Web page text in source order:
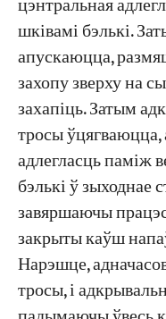
шківамі бэлькі.
апускаюцца,
захопу зверху на
захапіць. Затым
тросы
адлегласць паміж
бэлькі ў
завяршаючы
закрыты каўш
Нарэшце,
тросы, і